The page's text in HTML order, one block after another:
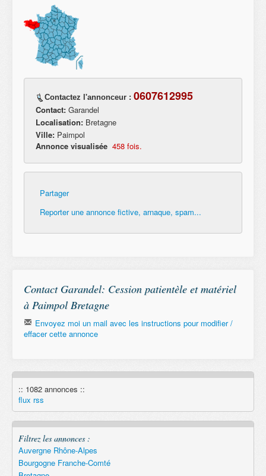
Contactez l'annonceur : 0607612995
Contact: Garandel
Localisation: Bretagne
Ville: Paimpol
Annonce visualisée 458 fois.
Partager
Reporter une annonce fictive, arnaque, spam...
Contact Garandel: Cession patientèle et matériel
à Paimpol Bretagne
Envoyez moi un mail avec les instructions pour modifier /
effacer cette annonce
Remember
:: 1082 annonces ::
flux rss
Filtrez les annonces :
Auvergne Rhône-Alpes
Bourgogne Franche-Comté